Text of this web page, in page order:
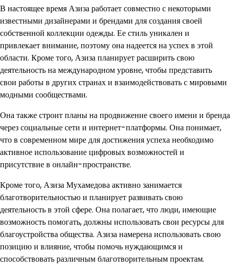
В настоящее время Азиза работает совместно с некоторыми
известными дизайнерами и брендами для создания своей
собственной коллекции одежды. Ее стиль уникален и
привлекает внимание, поэтому она надеется на успех в этой
области. Кроме того, Азиза планирует расширить свою
деятельность на международном уровне, чтобы представить
свои работы в других странах и взаимодействовать с мировыми
модными сообществами.
Она также строит планы на продвижение своего имени и бренда
через социальные сети и интернет-платформы. Она понимает,
что в современном мире для достижения успеха необходимо
активное использование цифровых возможностей и
присутствие в онлайн-пространстве.
Кроме того, Азиза Мухамедова активно занимается
благотворительностью и планирует развивать свою
деятельность в этой сфере. Она полагает, что люди, имеющие
возможность помогать, должны использовать свои ресурсы для
благоустройства общества. Азиза намерена использовать свою
позицию и влияние, чтобы помочь нуждающимся и
способствовать различным благотворительным проектам.